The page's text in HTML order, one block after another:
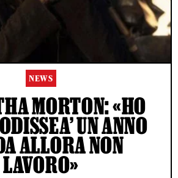
NEWS
MORTON: «HO
UN ANNO
ALLORA NON
LAVORO»